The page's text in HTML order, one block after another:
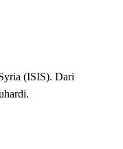
(ISIS). Dari